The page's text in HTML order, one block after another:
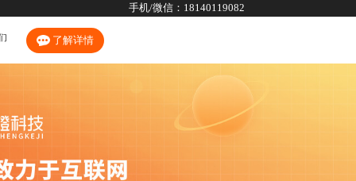
手机/微信： 18140119082
了解详情